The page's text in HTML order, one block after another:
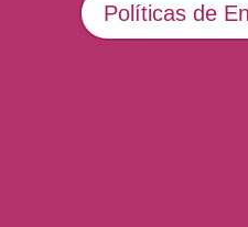
Políticas de